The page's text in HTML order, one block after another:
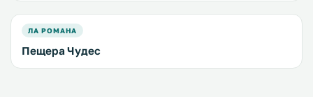
ЛА РОМАНА
Пещера Чудес